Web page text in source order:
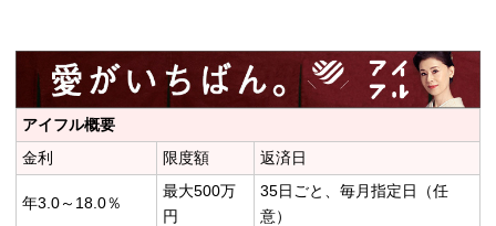
アイフル概要
金利
限度額 返済日
年3.0～18.0％
最大500万
円
35日ごと、毎月指定日（任
意）